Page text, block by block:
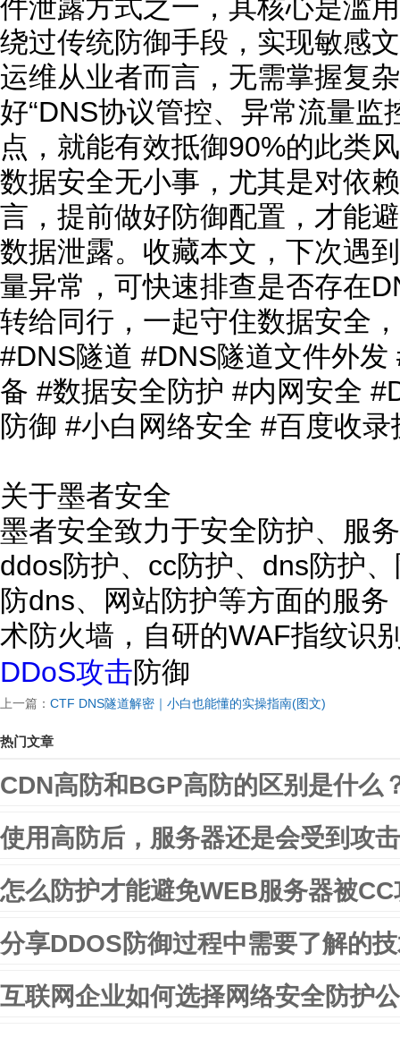
件泄露方式之一，其核心是滥
绕过传统防御手段，实现敏感
运维从业者而言，无需掌握复
好“DNS协议管控、异常流量监
点，就能有效抵御90%的此类
数据安全无小事，尤其是对依
言，提前做好防御配置，才能
数据泄露。收藏本文，下次遇
量异常，可快速排查是否存在
转给同行，一起守住数据安全
#DNS隧道 #DNS隧道文件外
备 #数据安全防护 #内网安全
防御 #小白网络安全 #百度收录
关于墨者安全
墨者安全致力于安全防护、服
ddos防护、cc防护、dns防护
防dns、网站防护等方面的服
术防火墙，自研的WAF指纹识
DDoS攻击防御
上一篇： CTF DNS隧道解密｜小白也能懂的实操指南(图文)
热门文章
CDN高防和BGP高防的区别是什么
使用高防后，服务器还是会受到攻
怎么防护才能避免WEB服务器被
分享DDOS防御过程中需要了解的
互联网企业如何选择网络安全防护